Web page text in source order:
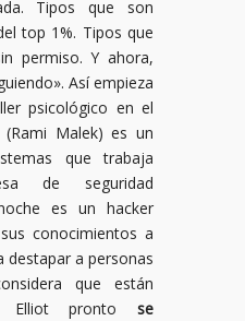
Tipos que son
top 1%. Tipos que
permiso. Y ahora,
Así empieza
psicológico en el
Malek) es un
que trabaja
de seguridad
es un hacker
conocimientos a
destapar a personas
que están
Elliot pronto se